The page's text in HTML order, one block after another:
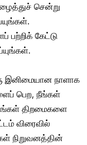
சென்று
பற்றிக் கேட்டு
இனிமையான நாளாக
பெற, நீங்கள்
திறமைகளை
விரைவில்
நிறுவனத்தின்